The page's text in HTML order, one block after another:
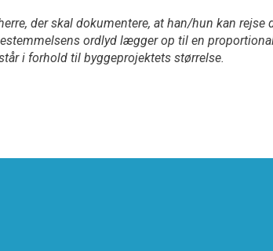
der skal dokumentere, at han/hun kan
ordlyd lægger op til en
i forhold til byggeprojektets størrelse.